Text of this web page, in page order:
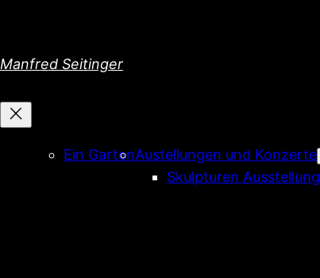
Inhalt
Manfred Seitinger
Ein GartenAustellungen und Konzerte
Skulpturen Ausstellung